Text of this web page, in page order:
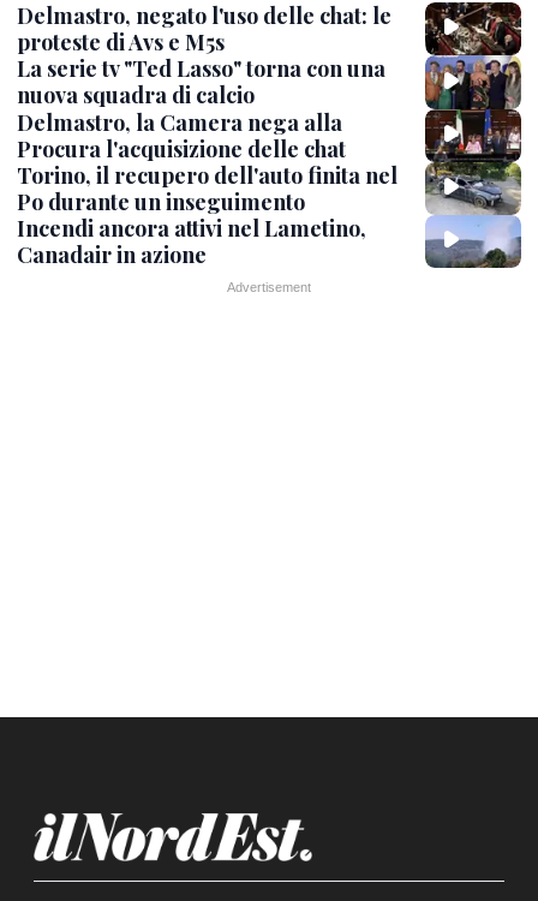
Delmastro, negato l'uso delle chat: le
proteste di Avs e M5s
La serie tv "Ted Lasso" torna con una
nuova squadra di calcio
Delmastro, la Camera nega alla
Procura l'acquisizione delle chat
Torino, il recupero dell'auto finita nel
Po durante un inseguimento
Incendi ancora attivi nel Lametino,
Canadair in azione